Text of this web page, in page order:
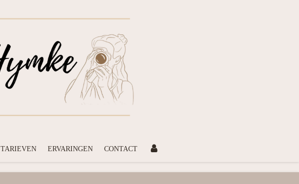
TARIEVEN ERVARINGEN CONTACT